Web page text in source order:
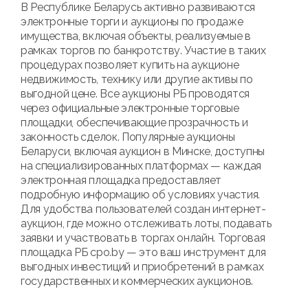
В Республике Беларусь активно развиваются
электронные торги и аукционы по продаже
имущества, включая объекты, реализуемые в
рамках торгов по банкротству. Участие в таких
процедурах позволяет купить на аукционе
недвижимость, технику или другие активы по
выгодной цене. Все аукционы РБ проводятся
через официальные электронные торговые
площадки, обеспечивающие прозрачность и
законность сделок. Популярные аукционы
Беларуси, включая аукцион в Минске, доступны
на специализированных платформах — каждая
электронная площадка предоставляет
подробную информацию об условиях участия.
Для удобства пользователей создан интернет-
аукцион, где можно отслеживать лоты, подавать
заявки и участвовать в торгах онлайн. Торговая
площадка РБ cpo.by — это ваш инструмент для
выгодных инвестиций и приобретений в рамках
государственных и коммерческих аукционов.